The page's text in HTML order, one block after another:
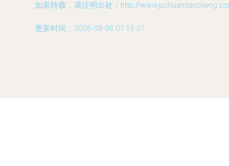
如若转载，请注明出处：http://
更新时间：2026-08-06 01:16:37